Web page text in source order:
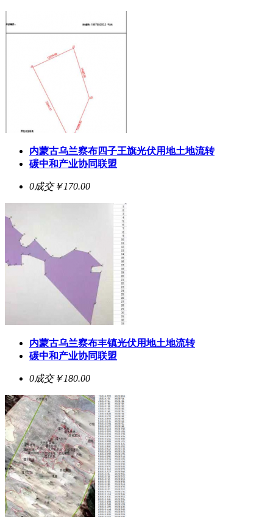
内蒙古乌兰察布四子王旗光伏用地土地流转
碳中和产业协同联盟
0成交￥170.00
内蒙古乌兰察布丰镇光伏用地土地流转
碳中和产业协同联盟
0成交￥180.00